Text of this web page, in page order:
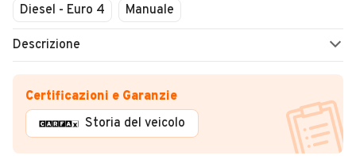
Chiuso
Diesel - Euro 4
Manuale
Descrizione
Certificazioni e Garanzie
Storia del veicolo